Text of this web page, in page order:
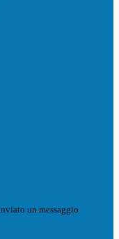
un messaggio